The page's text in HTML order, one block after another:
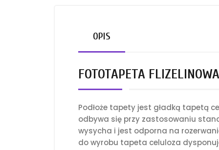
OPIS
FOTOTAPETA
Podłoże tapety jest gładką tapetą
odbywa się przy zastosowaniu
wysycha i jest odporna na
do wyrobu tapeta celuloza